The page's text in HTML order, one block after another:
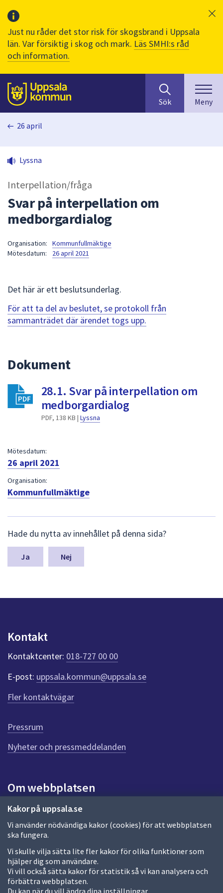
Just nu råder det stor risk för skogsbrand i Uppsala
län. Var försiktig i skog och mark. Läs SMHI:s råd
och information.
Till sidans
huvudinnehåll
efter
innehåll
på
sökfältet
kommer
för
att
navigera
för
Sök Meny
Kakor på uppsala.se
Vi använder nödvändiga kakor (cookies) för att webbplatsen
ska fungera.
Vi skulle vilja sätta lite fler kakor för olika funktioner som
hjälper dig som användare.
Vi vill också sätta kakor för statistik så vi kan analysera och
förbättra webbplatsen.
Du kan när du vill ändra dina inställningar.
26 april
Lyssna
Interpellation/fråga
Svar på interpellation om
medborgardialog
Organisation:
Kommunfullmäktige
Mötesdatum:
26 april 2021
Det här är ett beslutsunderlag.
För att ta del av beslutet, se protokoll från
sammanträdet där ärendet togs upp.
Dokument
28.1. Svar på interpellation om
medborgardialog
PDF, 138 KB | Lyssna
Mötesdatum:
26 april 2021
Organisation:
Kommunfullmäktige
ä
m
a
n
k
t
e
r
f
ö
r
e
n
n
a
d
a
Hade du nytta av innehållet på denna sida?
Nej
Kontakt
Kontaktcenter: 018-727 00 00
E-post: uppsala.kommun@uppsala.se
Fler kontaktvägar
Pressrum
Nyheter och pressmeddelanden
Om webbplatsen
Om webbplatsen
Allmänna handlingar och diarium
Behandling av personuppgifter
Kakor
Språk (other languages)